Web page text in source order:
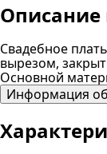
Описание
Свадебное
вырезом,
Основной
Информация